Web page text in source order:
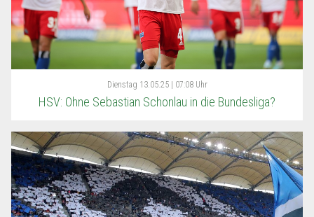
Dienstag 13.05.25 | 07:08 Uhr
HSV: Ohne Sebastian Schonlau in die Bundesliga?